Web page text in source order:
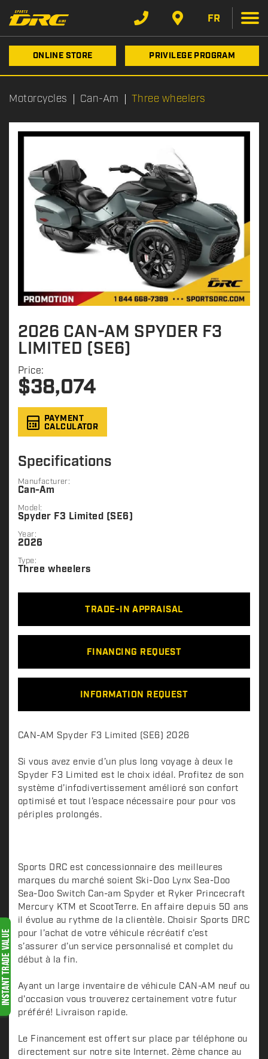
FR
ONLINE STORE PRIVILEGE PROGRAM
Motorcycles Can-Am Three wheelers
2026 CAN-AM SPYDER F3
LIMITED (SE6)
Price:
$38,074
PAYMENT
CALCULATOR
Specifications
Manufacturer:
Can-Am
Model:
Spyder F3 Limited (SE6)
Year:
2026
Type:
Three wheelers
TRADE-IN APPRAISAL
FINANCING REQUEST
INFORMATION REQUEST
D
s
c
r
i
p
o
n
CAN-AM Spyder F3 Limited (SE6) 2026
Si vous avez envie d’un plus long voyage à deux le
Spyder F3 Limited est le choix idéal. Profitez de son
système d’infodivertissement amélioré son confort
optimisé et tout l’espace nécessaire pour pour vos
périples prolongés.
Sports DRC est concessionnaire des meilleures
marques du marché soient Ski-Doo Lynx Sea-Doo
Sea-Doo Switch Can-am Spyder et Ryker Princecraft
Mercury KTM et ScootTerre. En affaire depuis 50 ans
il évolue au rythme de la clientèle. Choisir Sports DRC
pour l’achat de votre véhicule récréatif c’est
s’assurer d’un service personnalisé et complet du
début à la fin.
Ayant un large inventaire de véhicule CAN-AM neuf ou
d'occasion vous trouverez certainement votre futur
préféré! Livraison rapide.
Le Financement est offert sur place par téléphone ou
directement sur notre site Internet. 2ème chance au